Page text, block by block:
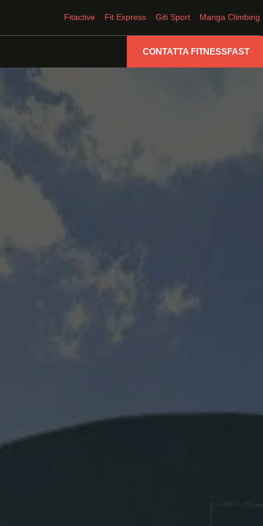
Fitactive Fit Express Giti Sport Manga Climbing
CONTATTA FITNESSFAST